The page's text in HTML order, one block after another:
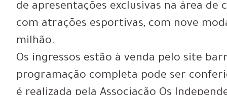
de apresentações exclusivas na área
com atrações esportivas, com nove
milhão.
Os ingressos estão à venda pelo site
programação completa pode ser